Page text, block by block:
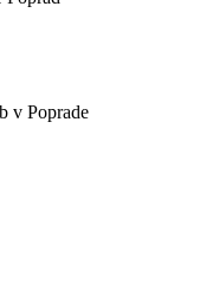
v Poprade